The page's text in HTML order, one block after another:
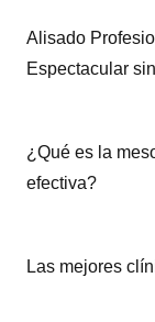
Alisado
Espectacular
¿Qué es la
efectiva?
Las mejores